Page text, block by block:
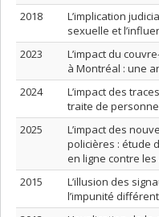
2018
L’implication
sexuelle et
2023
L’impact du
à Montréal : une
2024
L’impact des
traite de
2025
L’impact des
policières : étude
en ligne contre
2015
L’illusion des
l’impunité